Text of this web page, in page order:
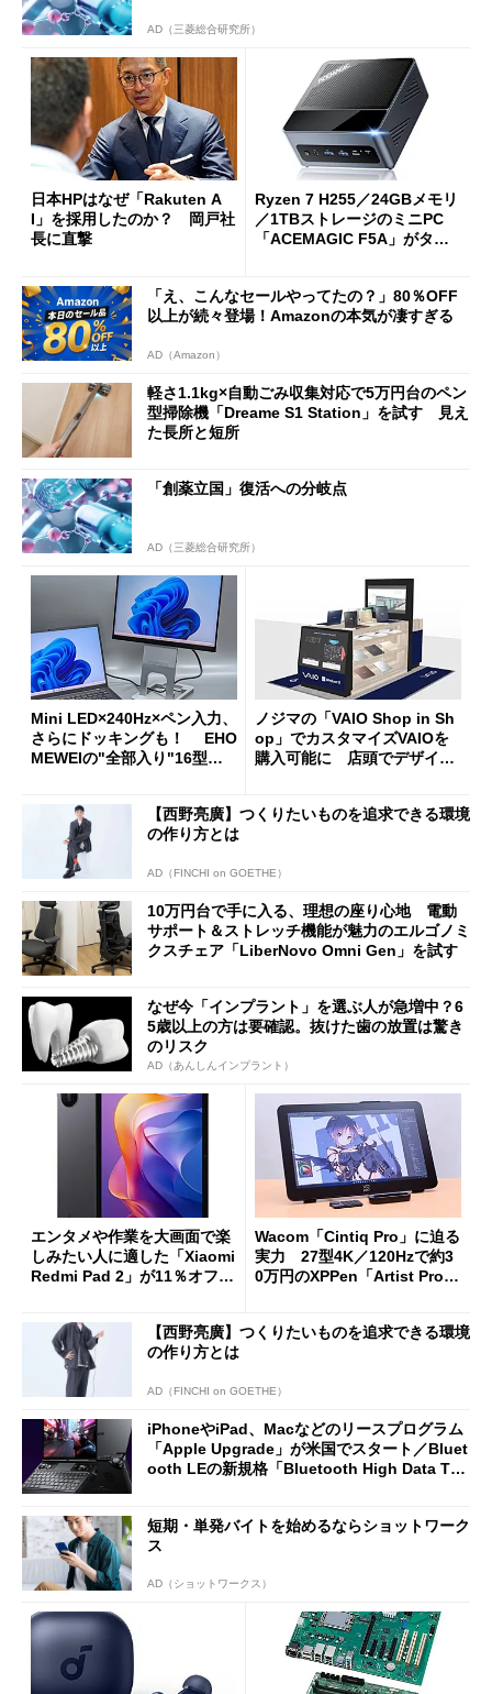
AD（三菱総合研究所）
日本HPはなぜ「Rakuten A
I」を採用したのか？ 岡戸社
長に直撃
Ryzen 7 H255／24GBメモリ
／1TBストレージのミニPC
「ACEMAGIC F5A」がタイ
「え、こんなセールやってたの？」80％OFF
以上が続々登場！Amazonの本気が凄すぎる
AD（Amazon）
軽さ1.1kg×自動ごみ収集対応で5万円台のペン
型掃除機「Dreame S1 Station」を試す 見え
た長所と短所
「創薬立国」復活への分岐点
AD（三菱総合研究所）
Mini LED×240Hz×ペン入力、
さらにドッキングも！ EHO
MEWEIの"全部入り"16型モ
ノジマの「VAIO Shop in Sh
op」でカスタマイズVAIOを
購入可能に 店頭でデザイン
【西野亮廣】つくりたいものを追求できる環境
の作り方とは
AD（FINCHI on GOETHE）
10万円台で手に入る、理想の座り心地 電動
サポート＆ストレッチ機能が魅力のエルゴノミ
クスチェア「LiberNovo Omni Gen」を試す
なぜ今「インプラント」を選ぶ人が急増中？6
5歳以上の方は要確認。抜けた歯の放置は驚き
のリスク
AD（あんしんインプラント）
エンタメや作業を大画面で楽
しみたい人に適した「Xiaomi
Redmi Pad 2」が11％オフの
Wacom「Cintiq Pro」に迫る
実力 27型4K／120Hzで約3
0万円のXPPen「Artist Pro 2
【西野亮廣】つくりたいものを追求できる環境
の作り方とは
AD（FINCHI on GOETHE）
iPhoneやiPad、Macなどのリースプログラム
「Apple Upgrade」が米国でスタート／Bluet
ooth LEの新規格「Bluetooth High Data Thr
短期・単発バイトを始めるならショットワーク
ス
AD（ショットワークス）